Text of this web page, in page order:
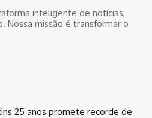
inteligente de notícias,
Nossa missão é transformar o
25 anos promete recorde de